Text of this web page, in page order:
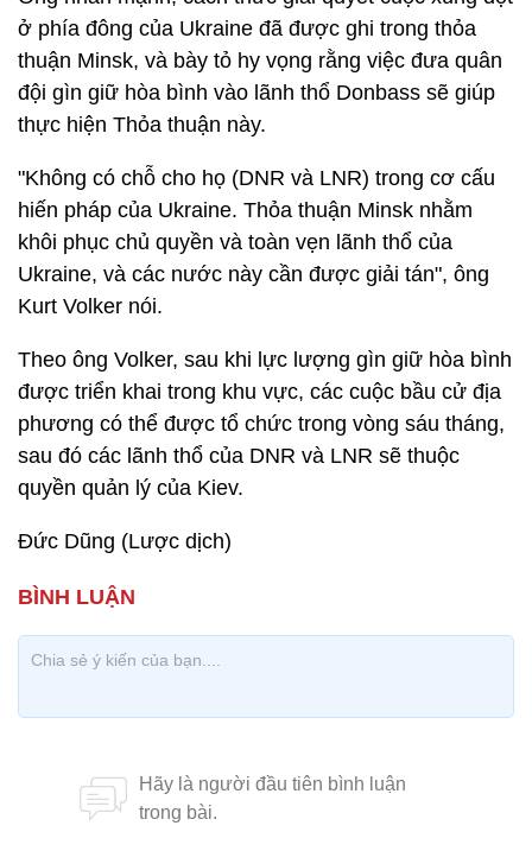
ở phía đông của Ukraine đã được ghi trong thỏa
thuận Minsk, và bày tỏ hy vọng rằng việc đưa quân
đội gìn giữ hòa bình vào lãnh thổ Donbass sẽ giúp
thực hiện Thỏa thuận này.
"Không có chỗ cho họ (DNR và LNR) trong cơ cấu
hiến pháp của Ukraine. Thỏa thuận Minsk nhằm
khôi phục chủ quyền và toàn vẹn lãnh thổ của
Ukraine, và các nước này cần được giải tán", ông
Kurt Volker nói.
Theo ông Volker, sau khi lực lượng gìn giữ hòa bình
được triển khai trong khu vực, các cuộc bầu cử địa
phương có thể được tổ chức trong vòng sáu tháng,
sau đó các lãnh thổ của DNR và LNR sẽ thuộc
quyền quản lý của Kiev.
Đức Dũng (Lược dịch)